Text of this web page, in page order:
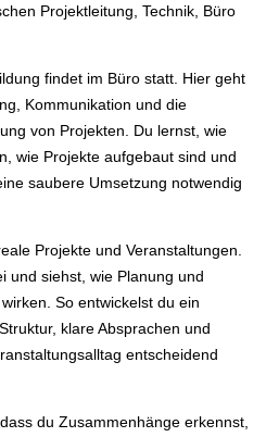
Projektleitung, Technik, Büro
findet im Büro statt. Hier geht
Kommunikation und die
von Projekten. Du lernst, wie
wie Projekte aufgebaut sind und
saubere Umsetzung notwendig
Projekte und Veranstaltungen.
und siehst, wie Planung und
So entwickelst du ein
klare Absprachen und
entscheidend
du Zusammenhänge erkennst,